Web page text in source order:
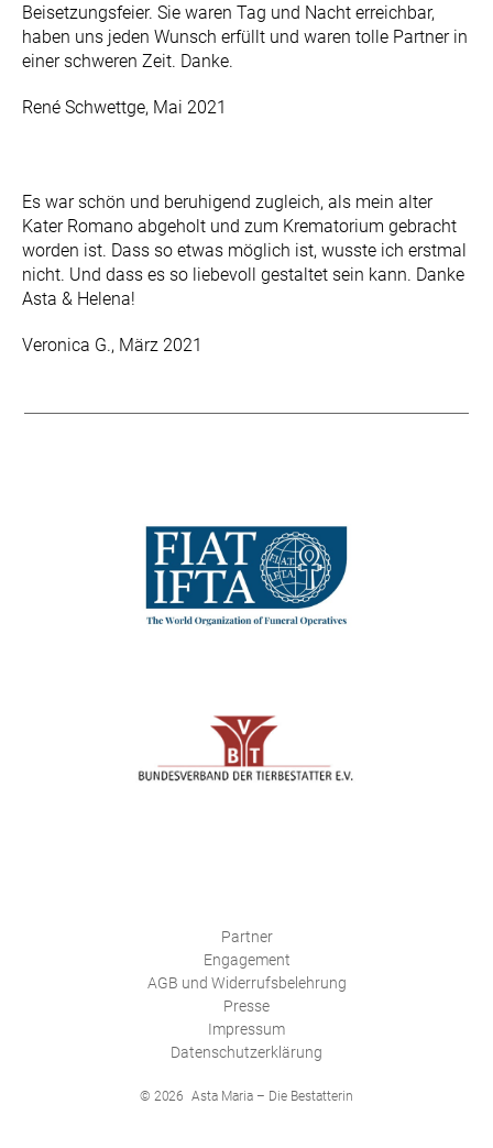
Beisetzungsfeier. Sie waren Tag und Nacht erreichbar,
haben uns jeden Wunsch erfüllt und waren tolle Partner in
einer schweren Zeit. Danke.
René Schwettge, Mai 2021
Es war schön und beruhigend zugleich, als mein alter
Kater Romano abgeholt und zum Krematorium gebracht
worden ist. Dass so etwas möglich ist, wusste ich erstmal
nicht. Und dass es so liebevoll gestaltet sein kann. Danke
Asta & Helena!
Veronica G., März 2021
Partner
Engagement
AGB und Widerrufsbelehrung
Presse
Impressum
Datenschutzerklärung
© 2026 Asta Maria – Die Bestatterin